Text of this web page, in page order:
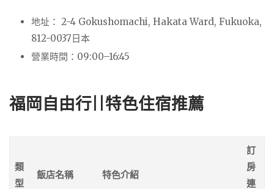
地址： 2-4 Gokushomachi, Hakata Ward, Fukuoka,
812-0037日本
營業時間：09:00–16:45
福岡自由行||特色住宿推薦
類
型
飯店名稱 特色介紹
訂
房
連